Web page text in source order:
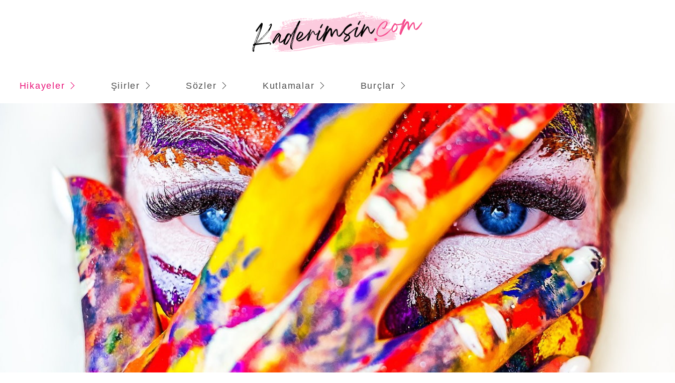
Hikayeler Şiirler Sözler Kutlamalar Burçlar